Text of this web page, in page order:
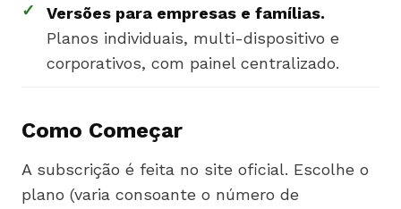
✓
Versões para empresas e famílias.
Planos individuais, multi-dispositivo e
corporativos, com painel centralizado.
Como Começar
A subscrição é feita no site oficial. Escolhe o
plano (varia consoante o número de